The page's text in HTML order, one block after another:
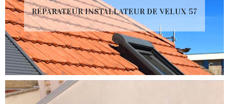
RÉPARATEUR INSTALLATEUR DE VELUX 57